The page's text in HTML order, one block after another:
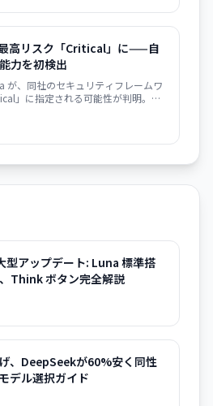
高リスク「Critical」に——自
力を初検出
が、同社のセキュリティフレームワ
」に指定される可能性が判明。自
止されました。
型アップデート: Luna 標準搭
Think ボタン完全解説
、DeepSeekが60%安く同性
デル選択ガイド